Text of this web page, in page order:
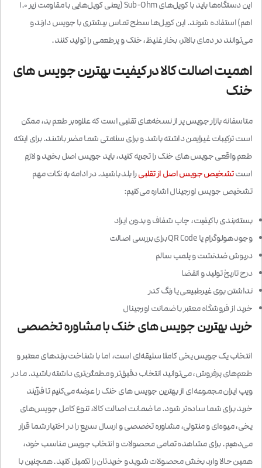
این دستگاه‌ها باید با کویل‌های Sub-Ohm (یعنی کویل‌هایی با مقاومت زیر ۱.۰
اهم) استفاده شوند. این کویل‌ها سطح تماس بیشتری با جویس دارند و
می‌توانند در دمای بالاتر، بخار غلیظ، خنک و پرطعمی را تولید کنند.
اهمیت اصالت کالا در کیفیت بهترین جویس های
خنک
متاسفانه بازار جویس پر از نسخه‌های تقلبی است که علاوه‌بر طعم بد، ممکن
است ترکیبات غیرایمن داشته باشد و برای سلامتی شما مضر باشند. برای اینکه
طعم واقعی جویس های خنک را تجربه کنید، باید جویس اصل بخرید و لازم
استتشخیص جویس اصل از تقلبیرا بلد باشید. در ادامه به نکات مهم
تشخیص جویس اورجینال اشاره می‌کنیم:
بسته‌بندی باکیفیت، چاپ شفاف و بدون ایراد
وجود هولوگرام یا QR Code برای بررسی اصالت
درپوش ضدنشت و پلمپ سالم
درج تاریخ تولید و انقضا
نداشتن بوی غیرطبیعی یا رنگ کدر
خرید از فروشگاه معتبر با ضمانت اورجینال
خرید بهترین جویس های خنک با مشاوره تخصصی
انتخاب یک جویس یخی کاملا سلیقه‌ای است، اما با شناخت برندهای معتبر و
طعم‌های پرفروش، می‌توانید انتخاب دقیق‌تر و مطمئن‌تری داشته باشید. ما در
ویپ ایران مجموعه‌ای از بهترین جویس های خنک را عرضه می‌کنیم تا فرآیند
خرید برای شما ساده‌تر شود. ما ضمانت اصالت کالا، تنوع کامل جویس‌های
یخی، میوه‌ای و منتولی، مشاوره تخصصی و ارسال سریع را در اختیار شما قرار
می‌دهیم. برای مشاهده تمامی محصولات و انتخاب جویس مناسب خود،
همین حالا وارد بخش محصولات شوید و خریدتان را تکمیل کنید. همچنین با